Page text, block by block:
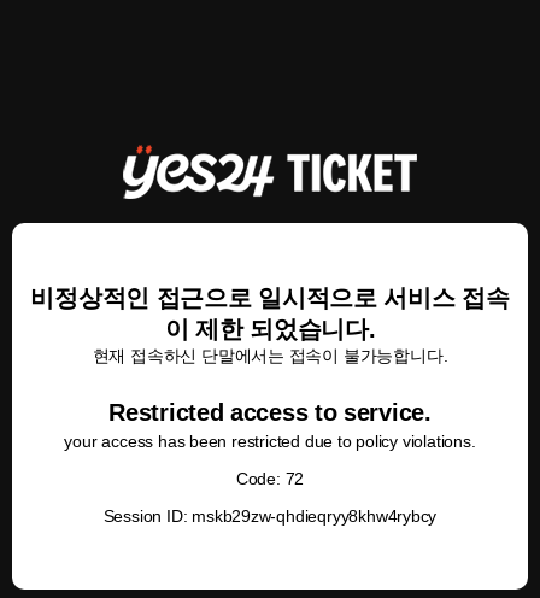
비정상적인 접근으로 일시적으로 서비스 접속
이 제한 되었습니다.
현재 접속하신 단말에서는 접속이 불가능합니다.
Restricted access to service.
your access has been restricted due to policy violations.
Code: 72
Session ID: mskb29zw-qhdieqryy8khw4rybcy